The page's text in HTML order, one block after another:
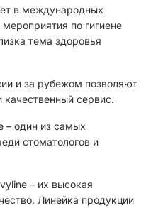
в международных
по гигиене
тема здоровья
и за рубежом позволяют
сервис.
– один из самых
стоматологов и
– их высокая
Линейка продукции